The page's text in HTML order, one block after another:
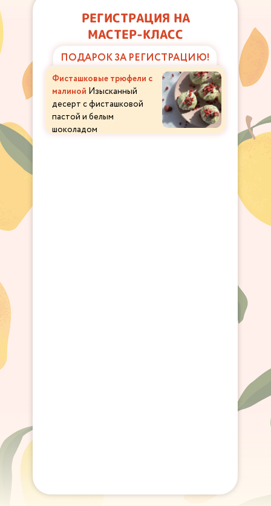
ПОДАРОК ЗА РЕГИСТРАЦИЮ!
Фисташковые трюфели с
малиной Изысканный
десерт с фисташковой
пастой и белым
шоколадом
РЕГИСТРАЦИЯ НА
МАСТЕР-КЛАСС